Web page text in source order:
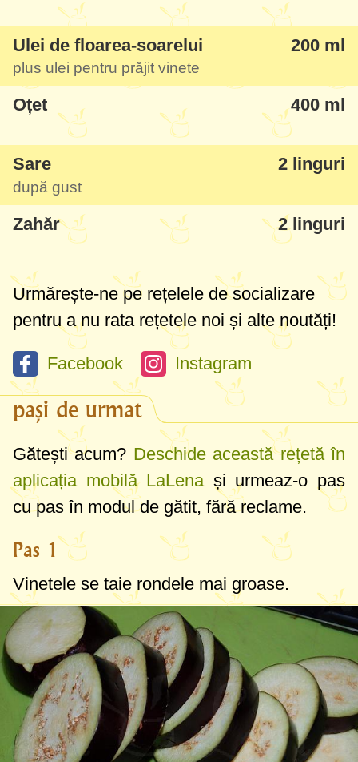
Ulei de floarea-soarelui 200 ml
plus ulei pentru prăjit vinete
Oțet 400 ml
Sare 2 linguri
după gust
Zahăr 2 linguri
Urmărește-ne pe rețelele de socializare
pentru a nu rata rețetele noi și alte noutăți!
Facebook Instagram
pași de urmat
Gătești acum? Deschide această rețetă în
aplicația mobilă LaLenași urmeaz-o pas
cu pas în modul de gătit, fără reclame.
Pas 1
Vinetele se taie rondele mai groase.